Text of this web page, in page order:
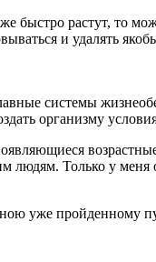
быстро растут, то
и удалять
системы
организму
Только у меня
уже пройденному